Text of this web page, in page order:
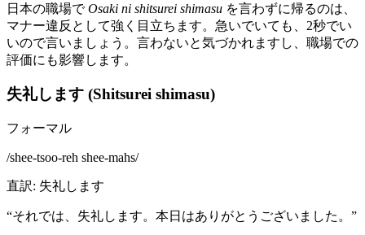
日本の職場でOsaki ni shitsurei shimasu を言わずに帰るのは、
マナー違反として強く目立ちます。急いでいても、2秒でい
いので言いましょう。言わないと気づかれますし、職場での
評価にも影響します。
失礼します (Shitsurei shimasu)
フォーマル
/shee-tsoo-reh shee-mahs/
直訳: 失礼します
“それでは、失礼します。本日はありがとうございました。 ”